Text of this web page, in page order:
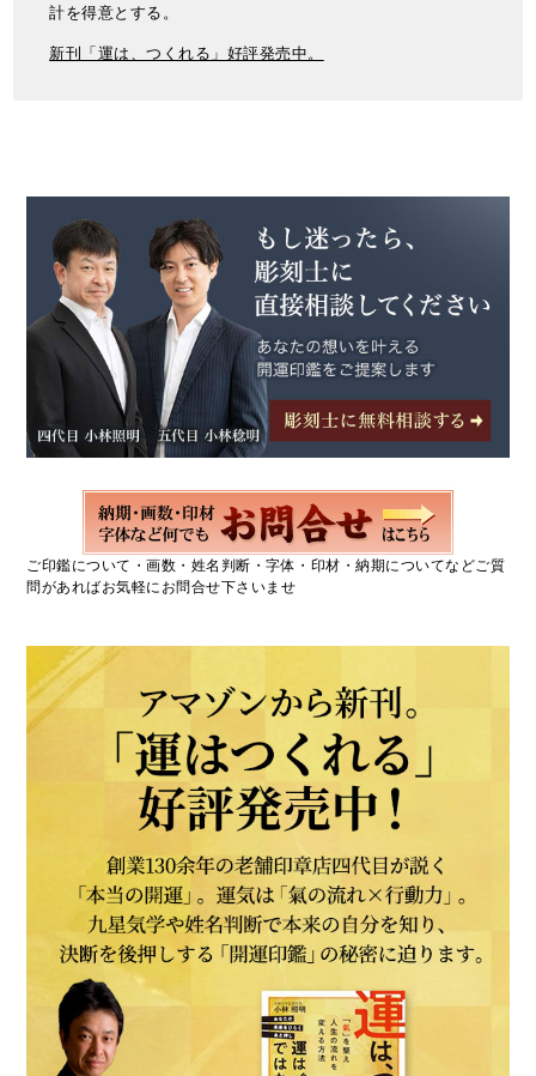
計を得意とする。
新刊「運は、つくれる」好評発売中。
ご印鑑について・画数・姓名判断・字体・印材・納期についてなどご質
問があればお気軽にお問合せ下さいませ